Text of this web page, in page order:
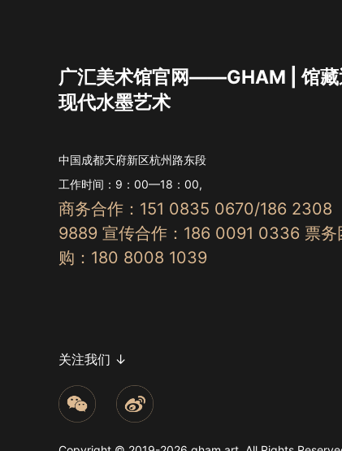
广汇美术馆官网——GHAM | 馆藏
现代水墨艺术
中国成都天府新区杭州路东段
工作时间：9：00—18：00,
商务合作：151 0835 0670/186 2308
9889 宣传合作：186 0091 0336 票务
购：180 8008 1039
关注我们 ↓